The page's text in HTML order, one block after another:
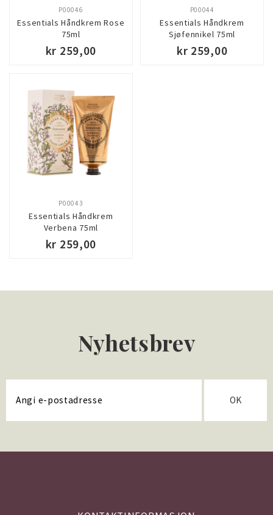
Essentials Håndkrem Rose
75ml
P00046
kr 259,00
Essentials Håndkrem
Sjøfennikel 75ml
P00044
kr 259,00
Essentials Håndkrem
Verbena 75ml
P00043
kr 259,00
Nyhetsbrev
OK